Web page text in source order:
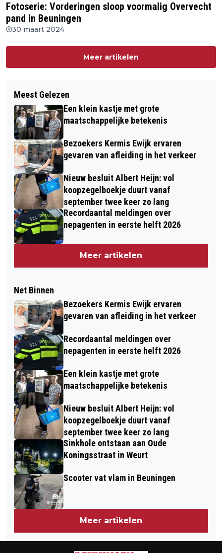
Fotoserie: Vorderingen sloop voormalig Overvecht
pand in Beuningen
30 maart 2024
Meer artikelen
Meest Gelezen
Een klein kastje met grote
maatschappelijke betekenis
Bezoekers Kermis Ewijk ervaren
gevaren van afleiding in het verkeer
Nieuw besluit Albert Heijn: vol
koopzegelboekje duurt vanaf
september twee keer zo lang
Recordaantal meldingen over
nepagenten in eerste helft 2026
Meer artikelen
Net Binnen
Bezoekers Kermis Ewijk ervaren
gevaren van afleiding in het verkeer
Recordaantal meldingen over
nepagenten in eerste helft 2026
Een klein kastje met grote
maatschappelijke betekenis
Nieuw besluit Albert Heijn: vol
koopzegelboekje duurt vanaf
september twee keer zo lang
Sinkhole ontstaan aan Oude
Koningsstraat in Weurt
Scooter vat vlam in Beuningen
Meer artikelen